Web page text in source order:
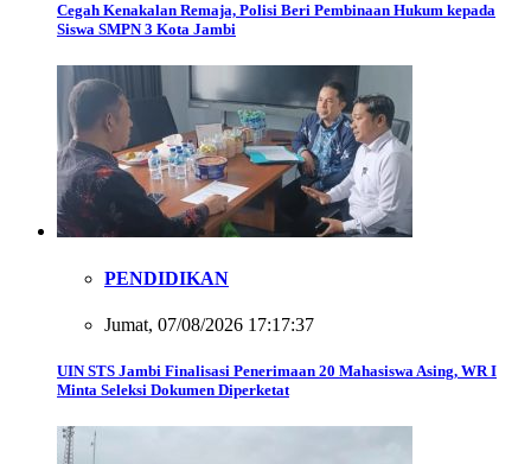
Cegah Kenakalan Remaja, Polisi Beri Pembinaan Hukum kepada
Siswa SMPN 3 Kota Jambi
PENDIDIKAN
Jumat, 07/08/2026 17:17:37
UIN STS Jambi Finalisasi Penerimaan 20 Mahasiswa Asing, WR I
Minta Seleksi Dokumen Diperketat